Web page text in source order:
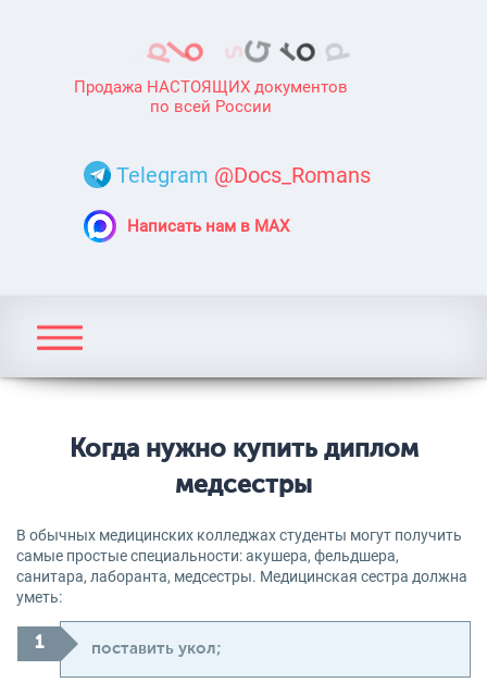
Продажа НАСТОЯЩИХ документов
по всей России
Telegram @Docs_Romans
Написать нам в MAX
Когда нужно купить диплом
медсестры
В обычных медицинских колледжах студенты могут получить
самые простые специальности: акушера, фельдшера,
санитара, лаборанта, медсестры. Медицинская сестра должна
уметь:
поставить укол;